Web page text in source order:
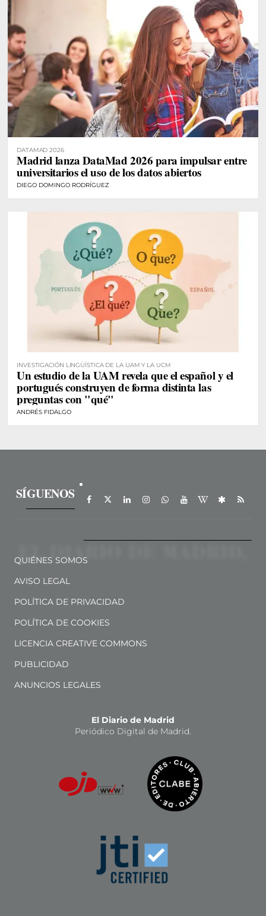
DATAMAD 2026
Madrid lanza DataMad 2026 para impulsar entre
universitarios el uso de los datos abiertos
DIEGO DOMINGO RODRÍGUEZ
INVESTIGACIÓN LINGÜÍSTICA DE LA UAM Y LA UCM
Un estudio de la UAM revela que el español y el
portugués construyen de forma distinta las
preguntas con "qué"
ANDRÉS FIDALGO
SÍGUENOS
QUIÉNES SOMOS
AVISO LEGAL
POLÍTICA DE PRIVACIDAD
POLÍTICA DE COOKIES
LICENCIA CREATIVE COMMONS
PUBLICIDAD
ANUNCIOS LEGALES
El Diario de Madrid
Periódico Digital de Madrid.